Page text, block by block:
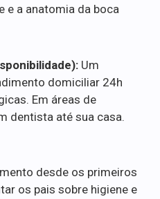
e a anatomia da boca
Um
domiciliar 24h
Em áreas de
dentista até sua casa.
desde os primeiros
os pais sobre higiene e